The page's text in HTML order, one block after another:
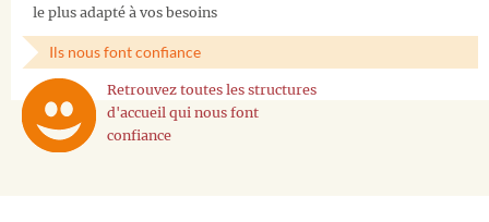
le plus adapté à vos besoins
Ils nous font confiance
Retrouvez toutes les structures
d'accueil qui nous font
confiance